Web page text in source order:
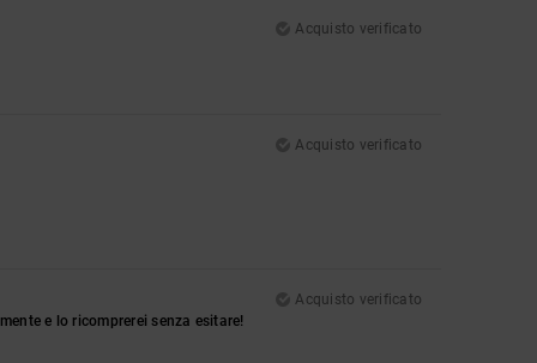
Acquisto verificato
Acquisto verificato
Acquisto verificato
e lo ricomprerei senza esitare!